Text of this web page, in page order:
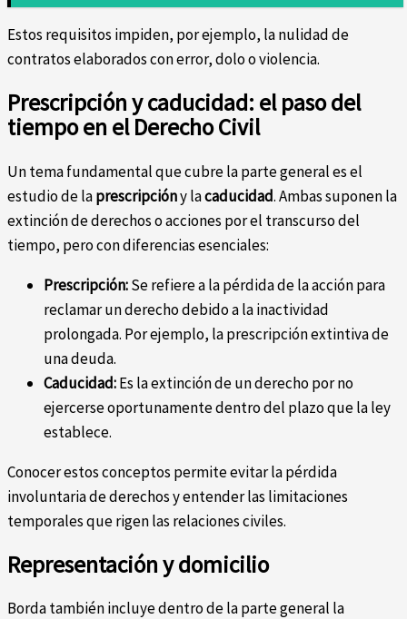
Estos requisitos impiden, por ejemplo, la nulidad de
contratos elaborados con error, dolo o violencia.
Prescripción y caducidad: el paso del
tiempo en el Derecho Civil
Un tema fundamental que cubre la parte general es el
estudio de laprescripcióny lacaducidad. Ambas suponen la
extinción de derechos o acciones por el transcurso del
tiempo, pero con diferencias esenciales:
Prescripción:Se refiere a la pérdida de la acción para
reclamar un derecho debido a la inactividad
prolongada. Por ejemplo, la prescripción extintiva de
una deuda.
Caducidad:Es la extinción de un derecho por no
ejercerse oportunamente dentro del plazo que la ley
establece.
Conocer estos conceptos permite evitar la pérdida
involuntaria de derechos y entender las limitaciones
temporales que rigen las relaciones civiles.
Representación y domicilio
Borda también incluye dentro de la parte general la